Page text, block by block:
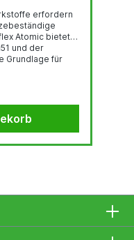
erfordern
Atomic bietet
und der
für
Besonders
spielt das
ist deshalb
da, wo